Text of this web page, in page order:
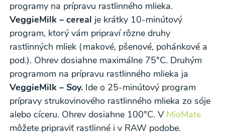
programy na prípravu rastlinného mlieka.
VeggieMilk – cereal je krátky 10-minútový
program, ktorý vám pripraví rôzne druhy
rastlinných mliek (makové, pšenové, pohánkové a
pod.). Ohrev dosiahne maximálne 75°C. Druhým
programom na prípravu rastlinného mlieka ja
VeggieMilk – Soy.Ide o 25-minútový program
prípravy strukovinového rastlinného mlieka zo sóje
alebo cíceru. Ohrev dosiahne 100°C. V MioMate
môžete pripraviť rastlinné i v RAW podobe.
Súhlasím